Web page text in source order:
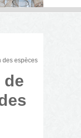
des espèces
de